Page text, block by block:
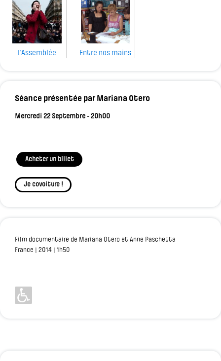
L'Assemblée Entre nos mains
Séance présentée par Mariana Otero
Mercredi 22 Septembre - 20h00
Acheter un billet
Je covoiture !
Film documentaire de Mariana Otero et Anne Paschetta
France | 2014 | 1h50